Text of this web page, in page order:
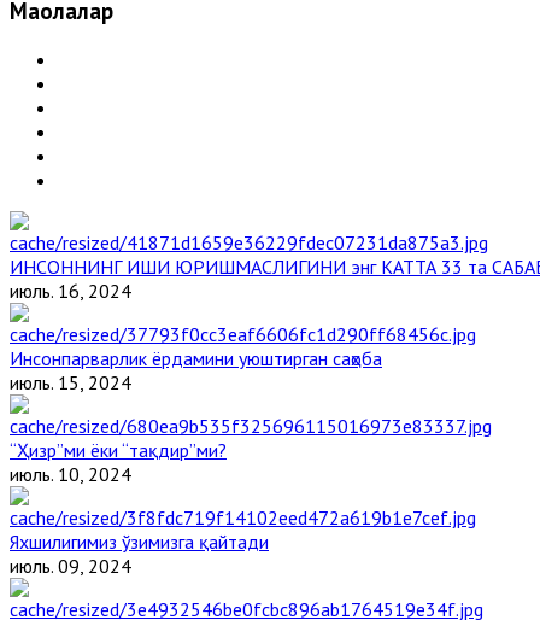
Мақолалар
ИНСОННИНГ ИШИ ЮРИШМАСЛИГИНИ энг КАТТА 33 та
июль. 16, 2024
Инсонпарварлик ёрдамини уюштирган саҳоба
июль. 15, 2024
“Ҳизр”ми ёки “тақдир”ми?
июль. 10, 2024
Яхшилигимиз ўзимизга қайтади
июль. 09, 2024